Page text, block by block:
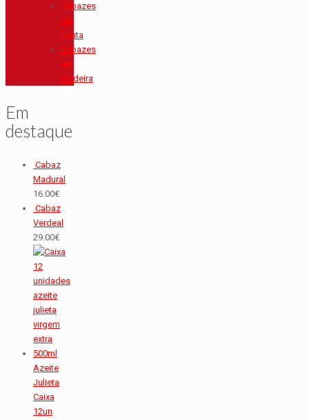
Cabazes
em
Cesta
Cabazes
em
Madeira
Em
destaque
Cabaz
Madural
16.00€
Cabaz
Verdeal
29.00€
Azeite
Julieta
Caixa
12un